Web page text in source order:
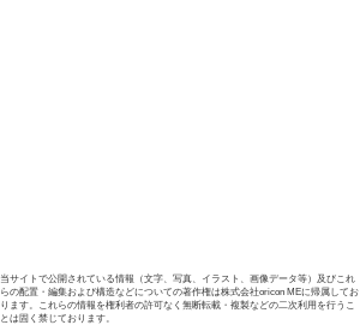
当サイトで公開されている情報（文字、写真、イラスト、画像データ等）及びこれ
らの配置・編集および構造などについての著作権は株式会社oricon MEに帰属してお
ります。これらの情報を権利者の許可なく無断転載・複製などの二次利用を行うこ
とは固く禁じております。